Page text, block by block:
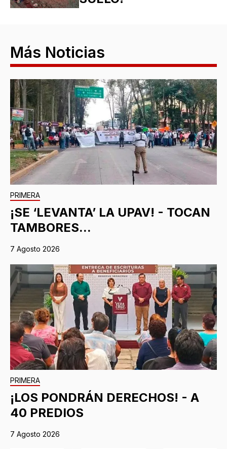
Más Noticias
PRIMERA
¡SE ‘LEVANTA’ LA UPAV! - TOCAN
TAMBORES...
7 Agosto 2026
PRIMERA
¡LOS PONDRÁN DERECHOS! - A
40 PREDIOS
7 Agosto 2026